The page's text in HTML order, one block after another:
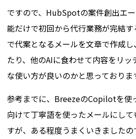
ですので、HubSpotの案件創出エ
能だけで初回から代行業務が完結
で代案となるメールを文章で作成
たり、他のAIに食わせて内容をリッ
な使い方が良いのかと思っておりま
参考までに、BreezeのCopilotを使
向けて丁寧語を使ったメールにし
すが、ある程度うまくいきました